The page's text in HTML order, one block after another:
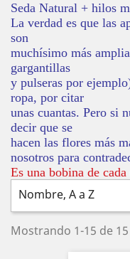
Seda Natural + hilos
La verdad es que las
son
muchísimo más
gargantillas
y pulseras por
ropa, por citar
unas cuantas. Pero si
decir que se
hacen las flores más
nosotros para
Es una bobina de
Nombre, A a Z
Mostrando 1-15 de